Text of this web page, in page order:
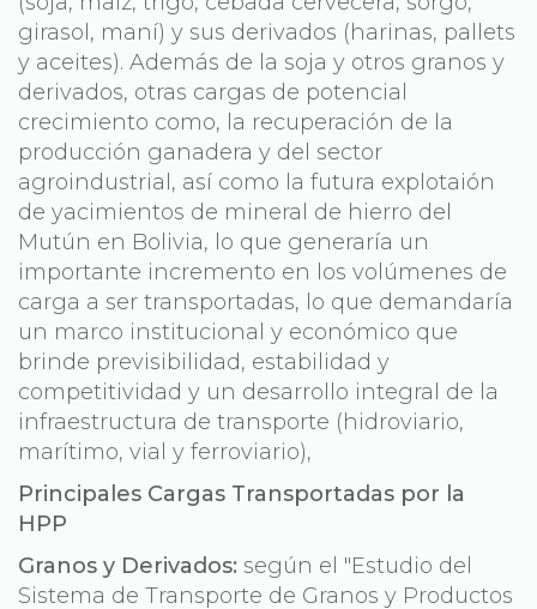
girasol, maní) y sus derivados (harinas, pallets
y aceites). Además de la soja y otros granos y
derivados, otras cargas de potencial
crecimiento como, la recuperación de la
producción ganadera y del sector
agroindustrial, así como la futura explotaión
de yacimientos de mineral de hierro del
Mutún en Bolivia, lo que generaría un
importante incremento en los volúmenes de
carga a ser transportadas, lo que demandaría
un marco institucional y económico que
brinde previsibilidad, estabilidad y
competitividad y un desarrollo integral de la
infraestructura de transporte (hidroviario,
marítimo, vial y ferroviario),
Principales Cargas Transportadas por la
HPP
Granos y Derivados: según el "Estudio del
Sistema de Transporte de Granos y Productos